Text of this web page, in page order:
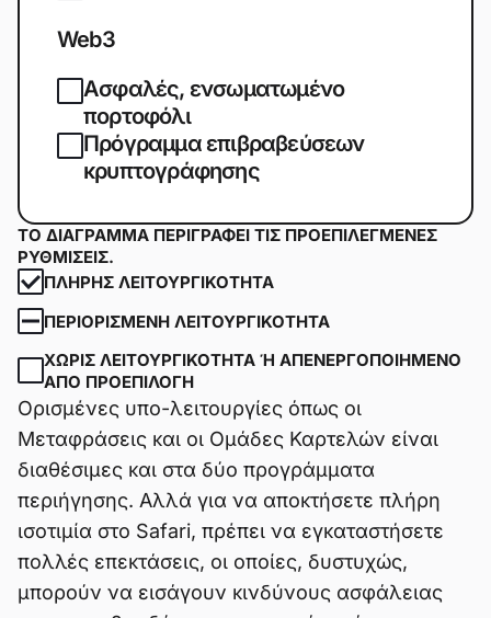
Web3
Ασφαλές, ενσωματωμένο
πορτοφόλι
Πρόγραμμα επιβραβεύσεων
κρυπτογράφησης
ΤΟ ΔΙΆΓΡΑΜΜΑ ΠΕΡΙΓΡΆΦΕΙ ΤΙΣ ΠΡΟΕΠΙΛΕΓΜΈΝΕΣ
ΡΥΘΜΊΣΕΙΣ.
ΠΛΉΡΗΣ ΛΕΙΤΟΥΡΓΙΚΌΤΗΤΑ
ΠΕΡΙΟΡΙΣΜΈΝΗ ΛΕΙΤΟΥΡΓΙΚΌΤΗΤΑ
ΧΩΡΊΣ ΛΕΙΤΟΥΡΓΙΚΌΤΗΤΑ Ή ΑΠΕΝΕΡΓΟΠΟΙΗΜΈΝΟ Α
ΠΌ ΠΡΟΕΠΙΛΟΓΉ
Ορισμένες υπο-λειτουργίες όπως οι
Μεταφράσεις και οι Ομάδες Καρτελών είναι
διαθέσιμες και στα δύο προγράμματα
περιήγησης. Αλλά για να αποκτήσετε πλήρη
ισοτιμία στο Safari, πρέπει να εγκαταστήσετε
πολλές επεκτάσεις, οι οποίες, δυστυχώς,
μπορούν να εισάγουν κινδύνους ασφάλειας